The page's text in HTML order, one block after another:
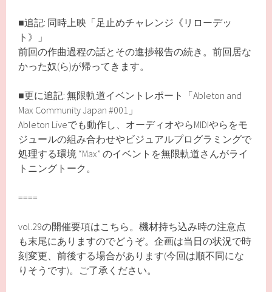
■追記: 同時上映「足止めチャレンジ《リローデッ
ト》」
前回の作曲過程の話とその進捗報告の続き。前回居な
かった奴(ら)が帰ってきます。
■更に追記: 無限軌道イベントレポート「Ableton and
Max Community Japan #001」
Ableton Liveでも動作し、オーディオやらMIDIやらをモ
ジュールの組み合わせやビジュアルプログラミングで
処理する環境 “Max” のイベントを無限軌道さんがライ
トニングトーク。
====
vol.29の開催要項はこちら。機材持ち込み時の注意点
も末尾にありますのでどうぞ。企画は当日の状況で時
刻変更、前後する場合があります(今回は順不同にな
りそうです)。ご了承ください。